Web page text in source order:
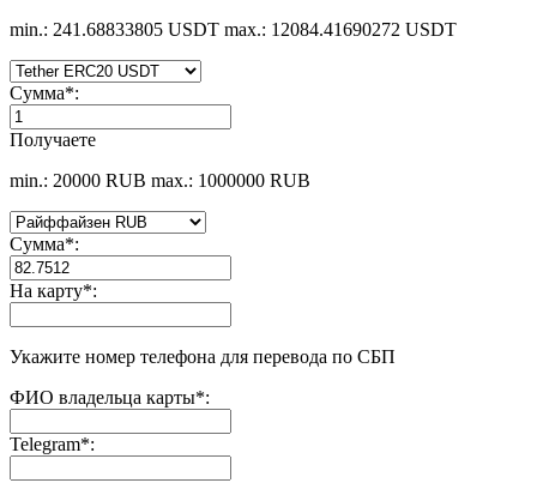
min.: 241.68833805 USDT max.: 12084.41690272 USDT
Сумма*:
Получаете
min.: 20000 RUB max.: 1000000 RUB
Сумма*:
На карту*:
Укажите номер телефона для перевода по СБП
ФИО владельца карты*:
Telegram*: